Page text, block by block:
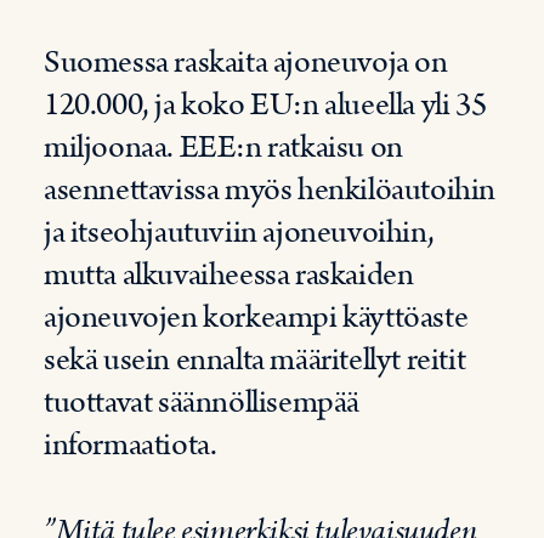
Suomessa raskaita ajoneuvoja on
120.000, ja koko EU:n alueella yli 35
miljoonaa. EEE:n ratkaisu on
asennettavissa myös henkilöautoihin
ja itseohjautuviin ajoneuvoihin,
mutta alkuvaiheessa raskaiden
ajoneuvojen korkeampi käyttöaste
sekä usein ennalta määritellyt reitit
tuottavat säännöllisempää
informaatiota.